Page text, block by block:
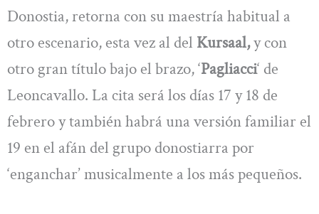
Donostia, retorna con su maestría habitual a
otro escenario, esta vez al del Kursaal,y con
otro gran título bajo el brazo, ‘Pagliacci‘ de
Leoncavallo. La cita será los días 17 y 18 de
febrero y también habrá una versión familiar el
19 en el afán del grupo donostiarra por
‘enganchar’ musicalmente a los más pequeños.